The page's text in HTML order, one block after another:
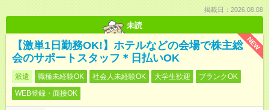
掲載日：2026.08.08
未読
NEW
【激単1日勤務OK!】ホテルなどの会場で株主総
会のサポートスタッフ＊日払いOK
派遣 職種未経験OK 社会人未経験OK 大学生歓迎
ブランクOK
WEB登録・面接OK